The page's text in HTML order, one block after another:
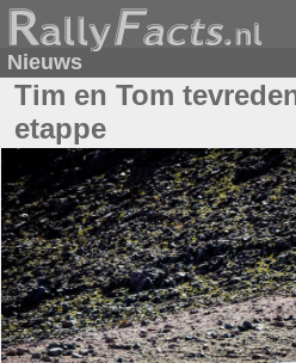
Nieuws
Tim en Tom
etappe